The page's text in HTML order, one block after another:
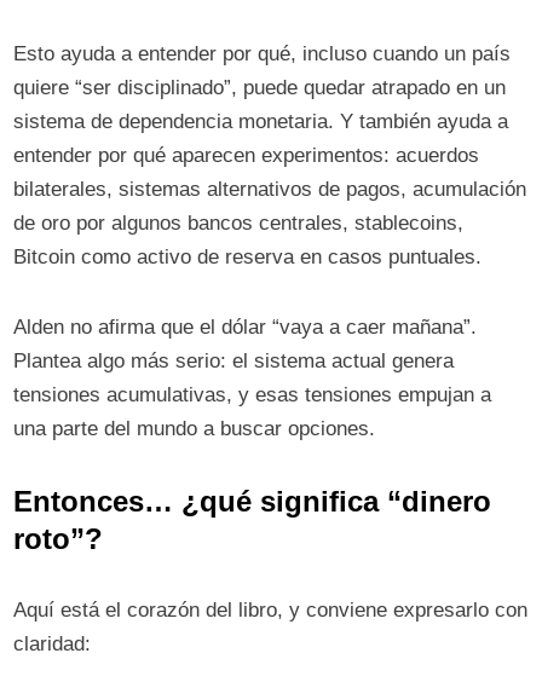
Esto ayuda a entender por qué, incluso cuando un país
quiere “ser disciplinado”, puede quedar atrapado en un
sistema de dependencia monetaria. Y también ayuda a
entender por qué aparecen experimentos: acuerdos
bilaterales, sistemas alternativos de pagos, acumulación
de oro por algunos bancos centrales, stablecoins,
Bitcoin como activo de reserva en casos puntuales.
Alden no afirma que el dólar “vaya a caer mañana”.
Plantea algo más serio: el sistema actual genera
tensiones acumulativas, y esas tensiones empujan a
una parte del mundo a buscar opciones.
Entonces… ¿qué significa “dinero
roto”?
Aquí está el corazón del libro, y conviene expresarlo con
claridad: